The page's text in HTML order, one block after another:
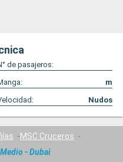
de pasajeros:
m
Nudos
MSC Cruceros
- Dubai